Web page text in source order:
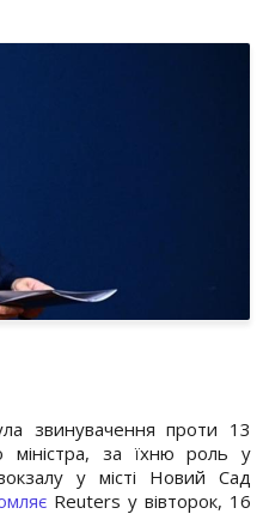
звинувачення проти 13
міністра, за їхню роль у
у місті Новий Сад
Reuters у вівторок, 16